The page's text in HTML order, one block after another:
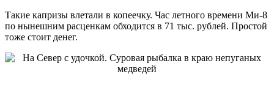
Такие капризы влетали в копеечку. Час летного времени Ми-8
по нынешним расценкам обходится в 71 тыс. рублей. Простой
тоже стоит денег.